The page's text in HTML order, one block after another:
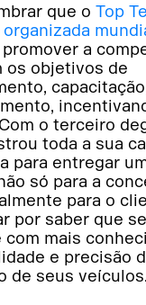
que oTop
promover a
os objetivos de
o terceiro
toda a sua
para entregar
só para a
para o
por saber que
com mais
e precisão
de seus veículos.